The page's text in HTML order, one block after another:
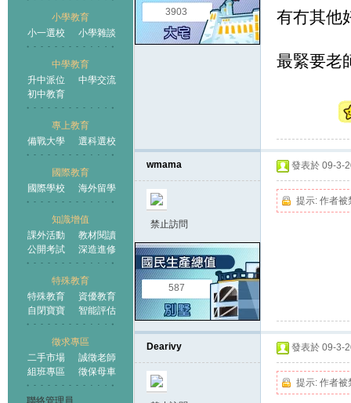
小學教育
小一選校
小學雜談
中學教育
升中派位
中學交流
初中教育
專上教育
備戰大學
選科選校
國際教育
國際學校
海外留學
知識增值
課外活動
教材閱讀
公開考試
深造進修
特殊教育
特殊教育
資優教育
自閉寶寶
智能評估
徵求專區
二手市場
誠徵老師
組班專區
徵保母車
聯絡管理員
3903 有冇其他
最緊要老
wmama
禁止訪問
587
發表於 09-3-
提示: 作者被
Dearivy 發表於 09-3-
提示: 作者被